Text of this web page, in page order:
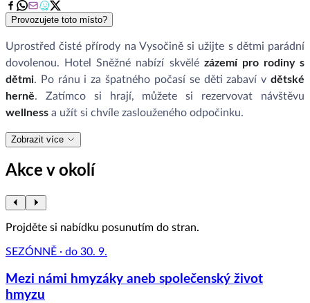
Provozujete toto místo?
Uprostřed čisté přírody na Vysočině si užijte s dětmi parádní
dovolenou. Hotel Sněžné nabízí skvělé zázemí pro rodiny s
dětmi. Po ránu i za špatného počasí se děti zabaví v dětské
herně. Zatímco si hrají, můžete si rezervovat návštěvu
wellness a užít si chvíle zaslouženého odpočinku.
Zobrazit více
Akce v okolí
Projděte si nabídku posunutím do stran.
SEZÓNNĚ · do 30. 9.
Mezi námi hmyzáky aneb společenský život
hmyzu